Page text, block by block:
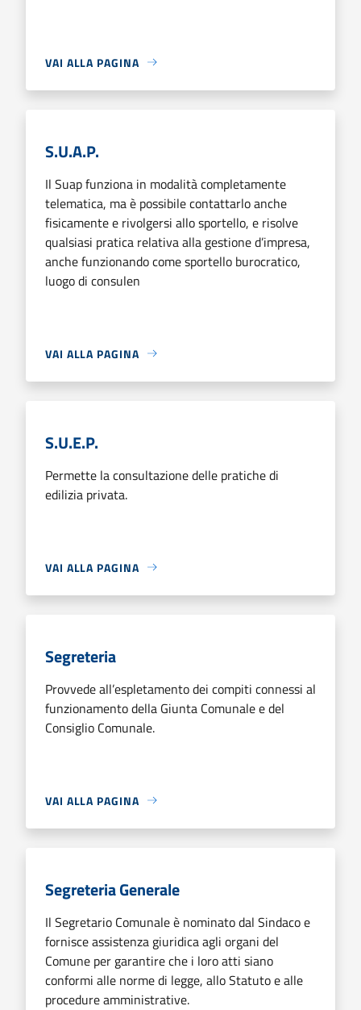
VAI ALLA PAGINA
S.U.A.P.
Il Suap funziona in modalità completamente
telematica, ma è possibile contattarlo anche
fisicamente e rivolgersi allo sportello, e risolve
qualsiasi pratica relativa alla gestione d’impresa,
anche funzionando come sportello burocratico,
luogo di consulen
VAI ALLA PAGINA
S.U.E.P.
Permette la consultazione delle pratiche di
edilizia privata.
VAI ALLA PAGINA
Segreteria
Provvede all’espletamento dei compiti connessi al
funzionamento della Giunta Comunale e del
Consiglio Comunale.
VAI ALLA PAGINA
Segreteria Generale
Il Segretario Comunale è nominato dal Sindaco e
fornisce assistenza giuridica agli organi del
Comune per garantire che i loro atti siano
conformi alle norme di legge, allo Statuto e alle
procedure amministrative.